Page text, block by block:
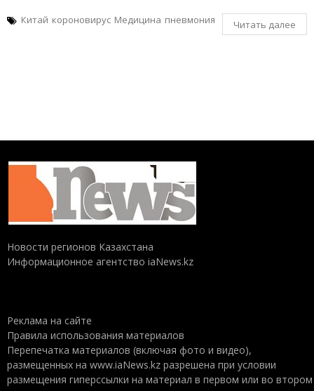
Китай короновирус Медицина пневмония Читать далее
Новости регионов Казахстана
Информационное агентство iaNews.kz
Реклама на сайте
Правила использования материалов
Перепечатка материалов (включая фото и видео),
размещенных на www.iaNews.kz разрешена при условии
размещения гиперссылки на материал в первом или во втором